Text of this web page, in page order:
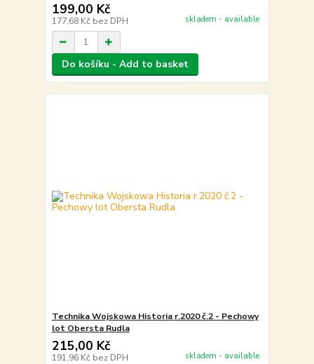
199,00 Kč
177,68 Kč bez DPH skladem - available
Do košíku - Add to basket
Technika Wojskowa Historia r.2020 č.2 - Pechowy
lot Obersta Rudla
215,00 Kč
191,96 Kč bez DPH skladem - available